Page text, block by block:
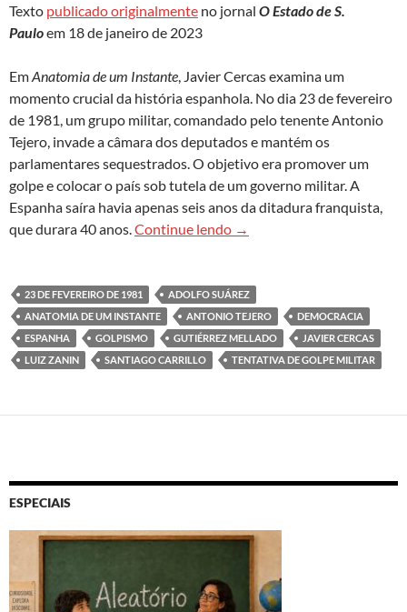
Texto publicado originalmente no jornal O Estado de S.
Pauloem 18 de janeiro de 2023
EmAnatomia de um Instante, Javier Cercas examina um
momento crucial da história espanhola. No dia 23 de fevereiro
de 1981, um grupo militar, comandado pelo tenente Antonio
Tejero, invade a câmara dos deputados e mantém os
parlamentares sequestrados. O objetivo era promover um
golpe e colocar o país sob tutela de um governo militar. A
Espanha saíra havia apenas seis anos da ditadura franquista,
que durara 40 anos.Continue lendo ‘Anatomia de um
→
23 DE FEVEREIRO DE 1981
ADOLFO SUÁREZ
ANATOMIA DE UM INSTANTE
ANTONIO TEJERO
DEMOCRACIA
ESPANHA
GOLPISMO GUTIÉRREZ MELLADO
JAVIER CERCAS
LUIZ ZANIN
SANTIAGO CARRILLO TENTATIVA DE GOLPE MILITAR
ESPECIAIS